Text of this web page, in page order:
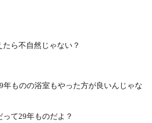
たら不自然じゃない？
年ものの浴室もやった方が良いんじゃな
て29年ものだよ？